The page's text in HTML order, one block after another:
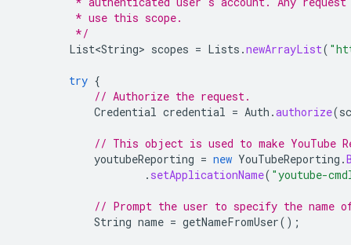
         * use this scope.
         */
List<String> scopes = Lists .newArrayList(
try {
// Authorize the request.
Credential credential = Auth .authorize(
// This object is used to make YouTube
youtubeReporting = new YouTubeReporting .
. setApplicationName( "youtube-
// Prompt the user to specify the name
String name = getNameFromUser();